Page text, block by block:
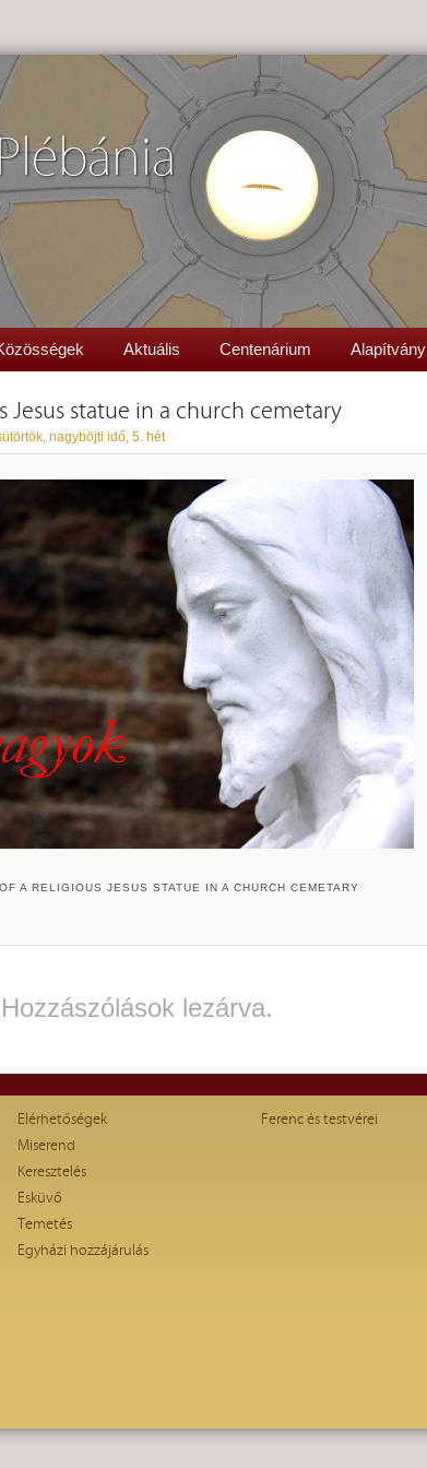
Aktuális Centenárium Alapítvány
Jesus statue in a church cemetary
nagyböjti idő, 5. hét
A RELIGIOUS JESUS STATUE IN A CHURCH CEMETARY
Hozzászólások lezárva.
Elérhetőségek
Miserend
Keresztelés
Esküvő
Temetés
Egyházi hozzájárulás
Ferenc és testvérei